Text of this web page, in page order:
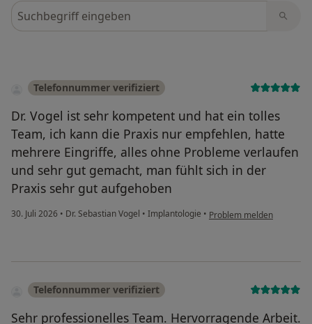
Bewertungen durchsuchen
Telefonnummer verifiziert
Dr. Vogel ist sehr kompetent und hat ein tolles
Team, ich kann die Praxis nur empfehlen, hatte
mehrere Eingriffe, alles ohne Probleme verlaufen
und sehr gut gemacht, man fühlt sich in der
Praxis sehr gut aufgehoben
30. Juli 2026 • Dr. Sebastian Vogel • Implantologie • Problem melden
Telefonnummer verifiziert
Sehr professionelles Team. Hervorragende Arbeit.